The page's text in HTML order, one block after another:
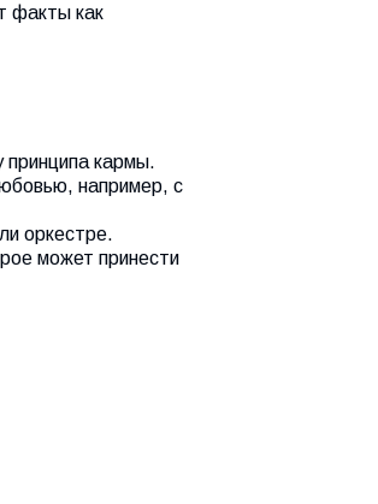
факты как
принципа кармы.
например, с
оркестре.
может принести